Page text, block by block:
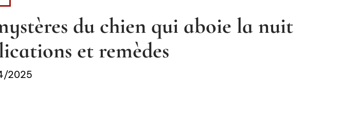
du chien qui aboie la nuit
et remèdes
2025